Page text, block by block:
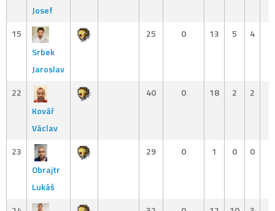
Josef
15
Srbek
Jaroslav
25 0 13 5 4
22
Kovář
Václav
40 0 18 2 2
23
Obrajtr
Lukáš
29 0 1 0 0